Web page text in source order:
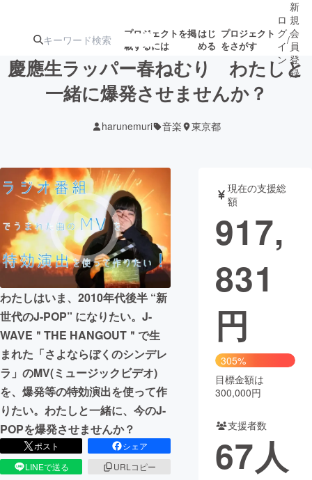
プロジェクトを掲
載するには
はじ
める
プロジェクト
をさがす
注目の新着プロ
ジェクト
募集終了が近いプ
ロジェクト
アート・写真 音楽
テクノロジー・ガジェット ゲーム・サ
映像・映画
ビジネス・起業
まちづくり・地域活性化
CAMPFIRE for Social Good
CAMPFIRE Creation
CAMPFIREふるさと納税machi-ya コミュニティ
ロ
グ
イ
ン
/
新
規
会
員
登
録
慶應生ラッパー春ねむり わたしと
一緒に爆発させませんか？
harunemuri 音楽 東京都
わたしはいま、2010年代後半 “新
世代のJ-POP” になりたい。J-
WAVE＂THE HANGOUT＂で生
まれた「さよならぼくのシンデレ
ラ」のMV(ミュージックビデオ)
を、爆発等の特効演出を使って作
りたい。わたしと一緒に、今のJ-
POPを爆発させませんか？
ポスト
シェア
LINEで送る
URLコピー
現在の支援総
額
917,
831
円
305%
目標金額は
300,000円
支援者数
67人